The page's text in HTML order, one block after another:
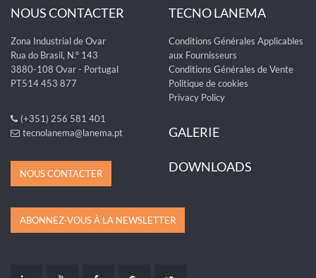
NOUS CONTACTER
Zona Industrial de Ovar
Rua do Brasil, N.º 143
3880-108 Ovar - Portugal
PT514 453 877
(+351) 256 581 401
tecnolanema@lanema.pt
NOUS CONTACTER
TECNO LANEMA
Conditions Générales Applicables
aux Fournisseurs
Conditions Générales de Vente
Politique de cookies
Privacy Policy
GALERIE
DOWNLOADS
ABONNEZ-VOUS À LA NEWSLETTER